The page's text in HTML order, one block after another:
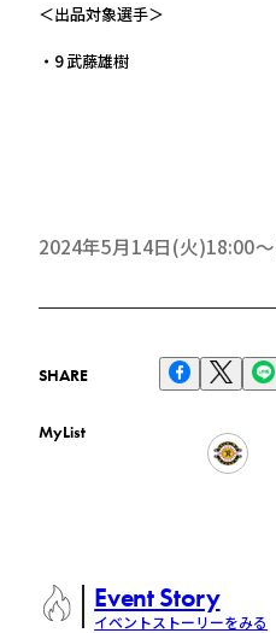
＜出品対象選手＞
・9 武藤雄樹
2024年5月14日(火)18:00
SHARE
MyList
Event Story
イベントストーリーをみる